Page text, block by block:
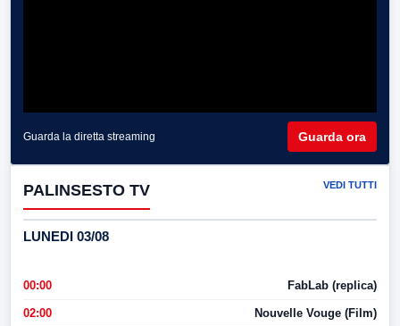
Guarda la diretta streaming Guarda ora
PALINSESTO TV VEDI TUTTI
LUNEDI 03/08
00:00 FabLab (replica)
02:00 Nouvelle Vouge (Film)